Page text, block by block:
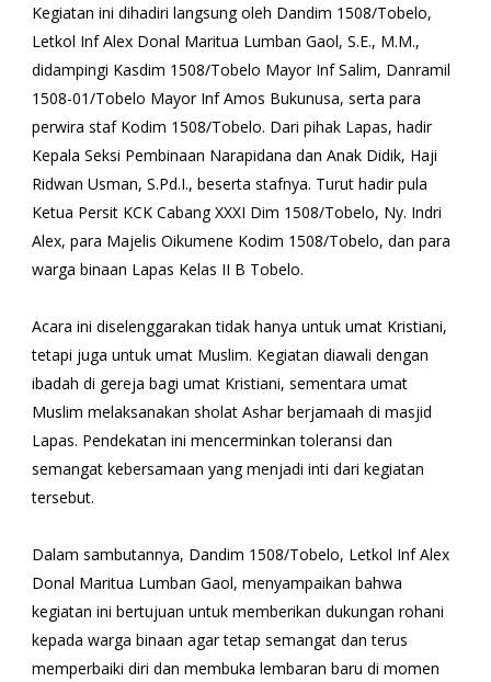
Kegiatan ini dihadiri langsung oleh Dandim 1508/Tobelo,
Letkol Inf Alex Donal Maritua Lumban Gaol, S.E., M.M.,
didampingi Kasdim 1508/Tobelo Mayor Inf Salim, Danramil
1508-01/Tobelo Mayor Inf Amos Bukunusa, serta para
perwira staf Kodim 1508/Tobelo. Dari pihak Lapas, hadir
Kepala Seksi Pembinaan Narapidana dan Anak Didik, Haji
Ridwan Usman, S.Pd.I., beserta stafnya. Turut hadir pula
Ketua Persit KCK Cabang XXXI Dim 1508/Tobelo, Ny. Indri
Alex, para Majelis Oikumene Kodim 1508/Tobelo, dan para
warga binaan Lapas Kelas II B Tobelo.
Acara ini diselenggarakan tidak hanya untuk umat Kristiani,
tetapi juga untuk umat Muslim. Kegiatan diawali dengan
ibadah di gereja bagi umat Kristiani, sementara umat
Muslim melaksanakan sholat Ashar berjamaah di masjid
Lapas. Pendekatan ini mencerminkan toleransi dan
semangat kebersamaan yang menjadi inti dari kegiatan
tersebut.
Dalam sambutannya, Dandim 1508/Tobelo, Letkol Inf Alex
Donal Maritua Lumban Gaol, menyampaikan bahwa
kegiatan ini bertujuan untuk memberikan dukungan rohani
kepada warga binaan agar tetap semangat dan terus
memperbaiki diri dan membuka lembaran baru di momen